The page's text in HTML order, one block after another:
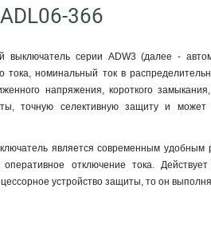
366
выключатель серии ADW3 (далее -
номинальный ток в
напряжения, короткого
точную селективную защиту и
является современным
оперативное отключение тока.
устройство защиты, то он